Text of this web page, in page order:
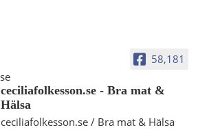
58,181
ceciliafolkesson.se - Bra mat &
Hälsa
ceciliafolkesson.se / Bra mat & Hälsa